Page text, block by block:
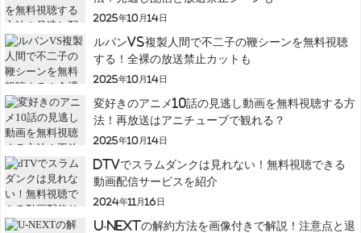
2025年10月14日
ルパンVS複製人間で不二子の鞭シーンを無料視聴
する！全裸の放送禁止カットも
2025年10月14日
変好きのアニメ10話の見逃し動画を無料視聴する方
法！再放送はアニチューブで観れる？
2025年10月14日
dTVでスラムダンクは見れない！無料視聴できる
動画配信サービスを紹介
2024年11月16日
U-NEXTの解約方法を画像付きで解説！注意点と退